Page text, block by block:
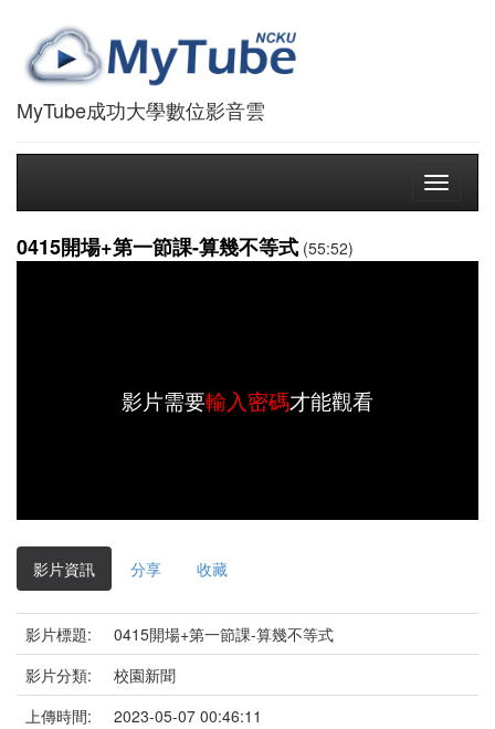
MyTube成功大學數位影音雲
Toggle
0415開場+第一節課-算幾不等式 (55:52)
影片需要輸入密碼才能觀看
影片資訊 分享 收藏
影片標題:
0415開場+第一節課-算幾不等式
影片分類:
校園新聞
上傳時間:
2023-05-07 00:46:11